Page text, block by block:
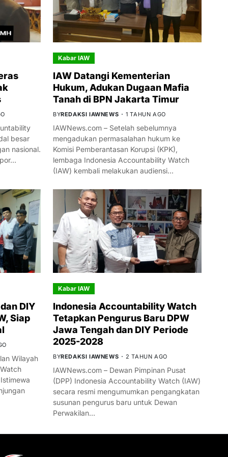
besar
nasional.
Kabar IAW
IAW Datangi Kementerian
Hukum, Adukan Dugaan Mafia
Tanah di BPN Jakarta Timur
BYREDAKSI IAWNEWS 1 TAHUN AGO
IAWNews.com – Setelah sebelumnya
mengadukan permasalahan hukum ke
Komisi Pemberantasan Korupsi (KPK),
lembaga Indonesia Accountability Watch
(IAW) kembali melakukan audiensi…
DIY
Siap
Wilayah
Kabar IAW
Indonesia Accountability Watch
Tetapkan Pengurus Baru DPW
Jawa Tengah dan DIY Periode
2025-2028
BYREDAKSI IAWNEWS 2 TAHUN AGO
IAWNews.com – Dewan Pimpinan Pusat
(DPP) Indonesia Accountability Watch (IAW)
secara resmi mengumumkan pengangkatan
susunan pengurus baru untuk Dewan
Perwakilan…